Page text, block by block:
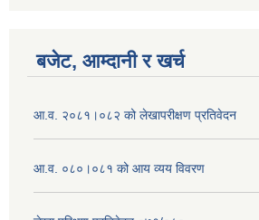
बजेट, आम्दानी र खर्च
आ.व. २०८१।०८२ को लेखापरीक्षण प्रतिवेदन
आ.व. ०८०।०८१ को आय व्यय विवरण